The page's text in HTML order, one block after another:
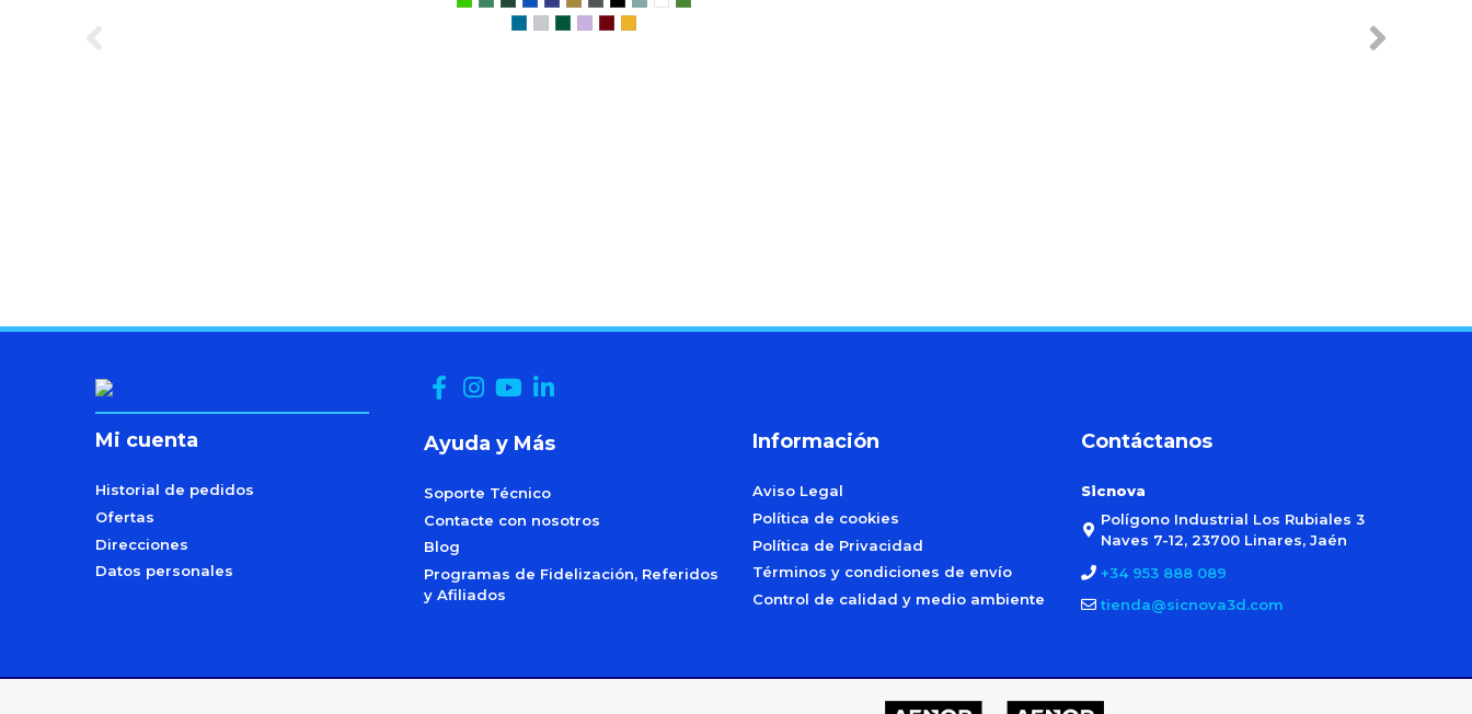
Mi cuenta
Historial de pedidos
Ofertas
Direcciones
Datos personales
Ayuda y Más
Soporte Técnico
Contacte con nosotros
Blog
Programas de Fidelización, Referidos
y Afiliados
Información
Aviso Legal
Política de cookies
Política de Privacidad
Términos y condiciones de envío
Control de calidad y medio ambiente
Contáctanos
Sicnova
Polígono Industrial Los Rubiales 3
Naves 7-12, 23700 Linares, Jaén
+34 953 888 089
tienda@sicnova3d.com